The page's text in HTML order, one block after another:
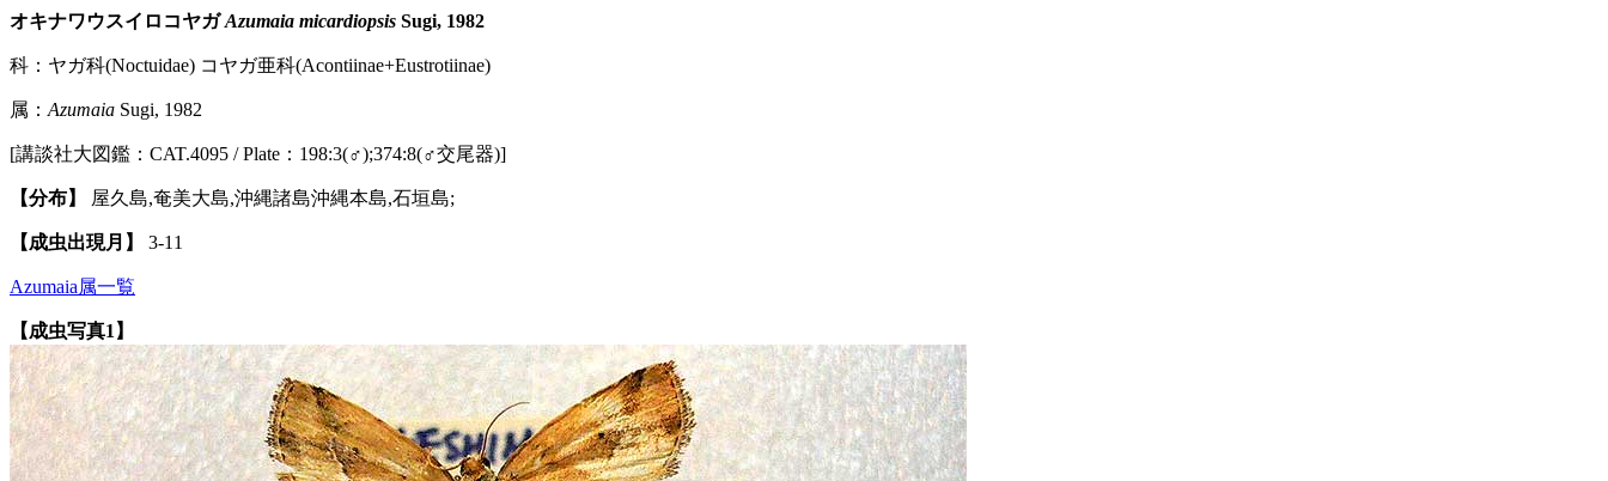
オキナワウスイロコヤガAzumaia micardiopsis Sugi, 1982
科：ヤガ科(Noctuidae) コヤガ亜科(Acontiinae+Eustrotiinae)
属： Azumaia Sugi, 1982
[講談社大図鑑：CAT.4095 / Plate：198:3(♂);374:8(♂交尾器)]
【分布】 屋久島,奄美大島,沖縄諸島沖縄本島,石垣島;
【成虫出現月】 3-11
Azumaia属一覧
【成虫写真1】